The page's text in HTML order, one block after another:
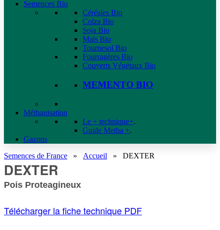
Semences Bio
Céréales Bio
Colza Bio
Soja Bio
Maïs Bio
Tournesol Bio
Fourragères Bio
Couverts Végétaux Bio
MEMENTO BIO
Méthanisation
Le + technique+.
Guide Metha +.
Gazons
Semences de France » Accueil » DEXTER
DEXTER
Pois Proteagineux
Télécharger la fiche technique PDF